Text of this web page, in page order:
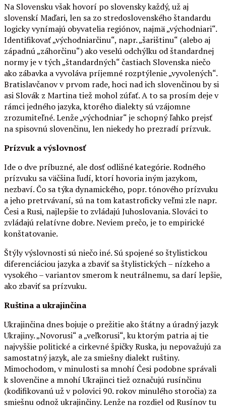
Na Slovensku však hovorí po slovensky každý, už aj
slovenskí Maďari, len sa zo stredoslovenského štandardu
logicky vynímajú obyvatelia regiónov, najmä „východniari“.
Identifikovať „východniarčinu“, napr. „šarištinu“ (alebo aj
západnú „záhorčinu“) ako veselú odchýlku od štandardnej
normy je v tých „štandardných“ častiach Slovenska niečo
ako zábavka a vyvoláva príjemné rozptýlenie „vyvolených“.
Bratislavčanov v prvom rade, hoci nad ich slovenčinou by si
asi Slovák z Martina tiež mohol zúfať. A to sa prosím deje v
rámci jedného jazyka, ktorého dialekty sú vzájomne
zrozumiteľné. Lenže „východniar“ je schopný ľahko prejsť
na spisovnú slovenčinu, len niekedy ho prezradí prízvuk.
Prízvuk a výslovnosť
Ide o dve príbuzné, ale dosť odlišné kategórie. Rodného
prízvuku sa väčšina ľudí, ktorí hovoria iným jazykom,
nezbaví. Čo sa týka dynamického, popr. tónového prízvuku
a jeho pretrvávaní, sú na tom katastroficky veľmi zle napr.
Česi a Rusi, najlepšie to zvládajú Juhoslovania. Slováci to
zvládajú relatívne dobre. Neviem prečo, je to empirické
konštatovanie.
Štýly výslovnosti sú niečo iné. Sú spojené so štylistickou
diferenciáciou jazyka a zbaviť sa štylistických – nízkeho a
vysokého – variantov smerom k neutrálnemu, sa darí lepšie,
ako zbaviť sa prízvuku.
Ruština a ukrajinčina
Ukrajinčina dnes bojuje o prežitie ako štátny a úradný jazyk
Ukrajiny. „Novorusi“ a „veľkorusi“, ku ktorým patria aj tie
najvyššie politické a cirkevné špičky Ruska, ju nepovažujú za
samostatný jazyk, ale za smiešny dialekt ruštiny.
Mimochodom, v minulosti sa mnohí Česi podobne správali
k slovenčine a mnohí Ukrajinci tiež označujú rusínčinu
(kodifikovanú už v polovici 90. rokov minulého storočia) za
smiešnu odnož ukrajinčiny. Lenže na rozdiel od Rusínov tu